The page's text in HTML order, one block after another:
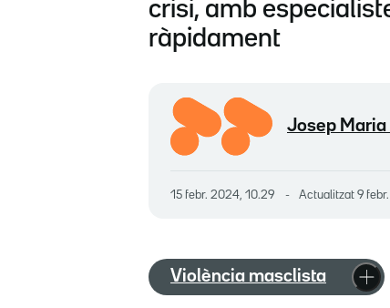
crisi, amb
ràpidament
Josep Maria
15 febr. 2024, 10.29 Actualitzat 9
Violència masclista